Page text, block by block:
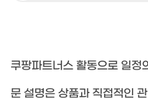
쿠팡파트너스 활동으로 일정
문 설명은 상품과 직접적인